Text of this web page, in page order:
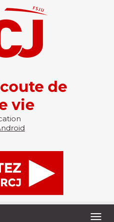
de
vie